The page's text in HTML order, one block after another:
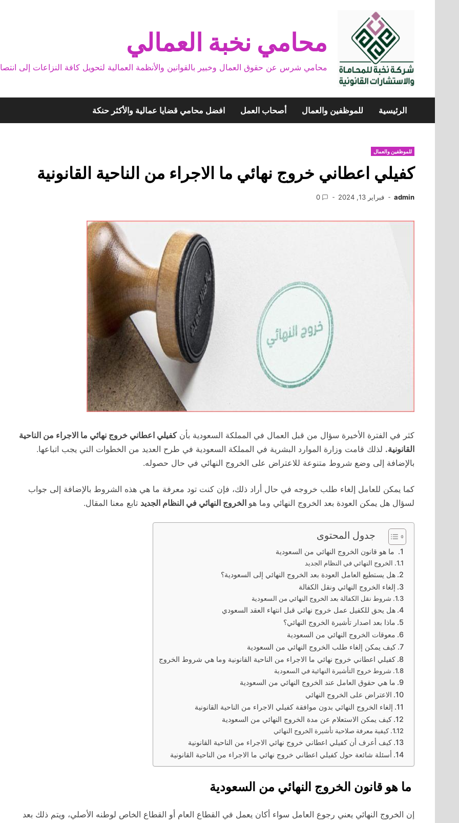
محامي نخبة العمالي
محامي شرس عن حقوق العمال وخبير بالقوانين والأنظمة العمالية لتحويل كافة النزاعات إلى
الرئيسية للموظفين والعمال أصحاب العمل افضل محامي قضايا عمالية والأكثر حنكة
للموظفين والعمال
كفيلي اعطاني خروج نهائي ما الاجراء من الناحية القانونية
admin فبراير 13, 2024 0
كثر في الفترة الأخيرة سؤال من قبل العمال في المملكة السعودية بأنكفيلي اعطاني خروج نهائي ما الاجراء من الناحية
القانونية. لذلك قامت وزارة الموارد البشرية في المملكة السعودية في طرح العديد من الخطوات التي يجب اتباعها.
بالإضافة إلى وضع شروط متنوعة للاعتراض على الخروج النهائي في حال حصوله.
كما يمكن للعامل إلغاء طلب خروجه في حال أراد ذلك، فإن كنت تود معرفة ما هي هذه الشروط بالإضافة إلى جواب
لسؤال هل يمكن العودة بعد الخروج النهائي وما هو الخروج النهائي في النظام الجديد تابع معنا المقال.
جدول المحتوى
ما هو قانون الخروج النهائي من السعودية
الخروج النهائي في النظام الجديد
هل يستطيع العامل العودة بعد الخروج النهائي إلى السعودية؟
إلغاء الخروج النهائي ونقل الكفالة
شروط نقل الكفالة بعد الخروج النهائي من السعودية
هل يحق للكفيل عمل خروج نهائي قبل انتهاء العقد السعودي
ماذا بعد اصدار تأشيرة الخروج النهائي؟
معوقات الخروج النهائي من السعودية
كيف يمكن إلغاء طلب الخروج النهائي من السعودية
كفيلي اعطاني خروج نهائي ما الاجراء من الناحية القانونية وما هي شروط الخروج
شروط خروج التأشيرة النهائية في السعودية
ما هي حقوق العامل عند الخروج النهائي من السعودية
الاعتراض على الخروج النهائي
إلغاء الخروج النهائي بدون موافقة كفيلي الاجراء من الناحية القانونية
كيف يمكن الاستعلام عن مدة الخروج النهائي من السعودية
كيفية معرفة صلاحية تأشيرة الخروج النهائي
كيف أعرف أن كفيلي اعطاني خروج نهائي الاجراء من الناحية القانونية
أسئلة شائعة حول كفيلي اعطاني خروج نهائي ما الاجراء من الناحية القانونية
ما هو قانون الخروج النهائي من السعودية
إن الخروج النهائي يعني رجوع العامل سواء أكان يعمل في القطاع العام أو القطاع الخاص لوطنه الأصلي، ويتم ذلك بعد